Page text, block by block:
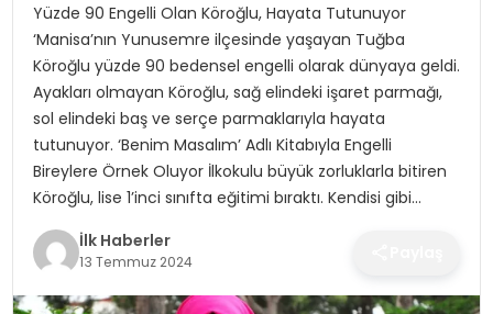
MAGAZIN
SIYASET
SPOR
Yüzde 90 Engelli Olan Köroğlu, Hayata Tutunuyor
‘Manisa’nın Yunusemre ilçesinde yaşayan Tuğba
Köroğlu yüzde 90 bedensel engelli olarak dünyaya geldi.
Ayakları olmayan Köroğlu, sağ elindeki işaret parmağı,
sol elindeki baş ve serçe parmaklarıyla hayata
tutunuyor. ‘Benim Masalım’ Adlı Kitabıyla Engelli
Bireylere Örnek Oluyor İlkokulu büyük zorluklarla bitiren
Köroğlu, lise 1’inci sınıfta eğitimi bıraktı. Kendisi gibi…
İlk Haberler
13 Temmuz 2024